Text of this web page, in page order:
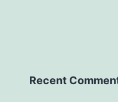
Recent